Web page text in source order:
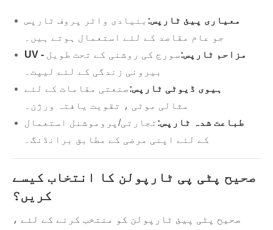
معیاری پیئ ٹارپس: بنیادی واٹر پروف ٹارپس
جو عام مقاصد کے لئے استعمال ہوتے ہیں۔
UV - مزاحم ٹارپس:سورج کی روشنی کے تحت طویل
بیرونی زندگی کے لئے لیپت۔
ہیوی ڈیوٹی ٹارپس:صنعتی مقامات کے لئے
مثالی موٹی ، تقویت یافتہ ورژن۔
طباعت شدہ ٹارپس: تجارتی/پروموشنل استعمال
کے لئے اپنی مرضی کے مطابق برانڈنگ۔
صحیح پٹی پی ٹارپولن کا انتخاب کیسے
کریں؟
صحیح پٹی پیئ ٹارپولن کو منتخب کرنے کے لئے ،